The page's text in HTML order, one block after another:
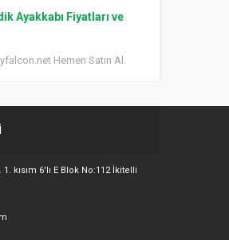
Ayakkabı Fiyatları ve
Hemen Satın Al.
1. kısım 6'lı E Blok No:112 İkitelli